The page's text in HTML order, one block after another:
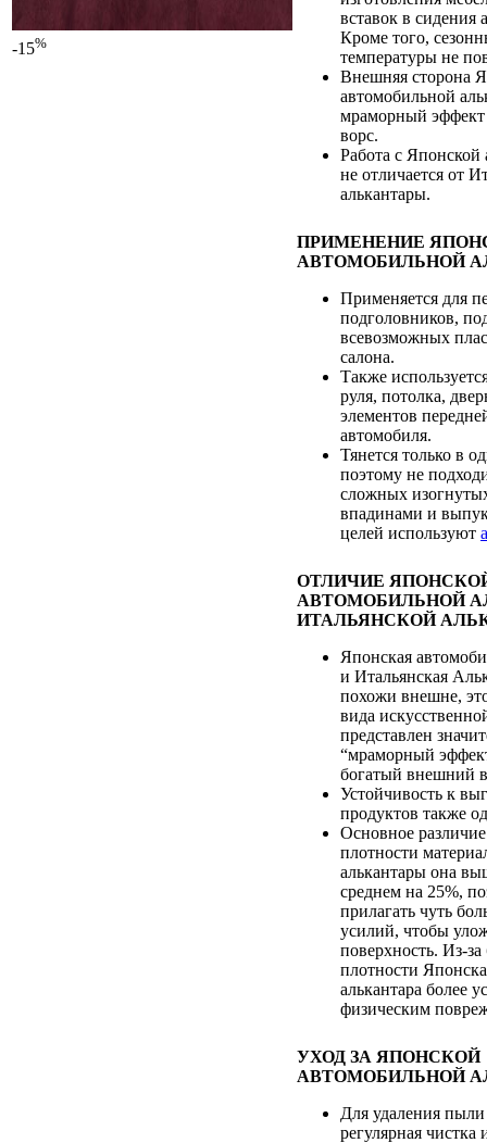
-15%
вставок в сидения
Кроме того,
температуры не
Внешняя сторона
автомобильной
мраморный
ворс.
Работа с Японской
не отличается от
алькантары.
ПРИМЕНЕНИЕ
АВТОМОБИЛЬНОЙ
Применяется для
подголовников,
всевозможных
салона.
Также
руля, потолка,
элементов
автомобиля.
Тянется только в
поэтому не
сложных
впадинами и
целей используют
ОТЛИЧИЕ
АВТОМОБИЛЬНОЙ
ИТАЛЬЯНСКОЙ
Японская
и Итальянская
похожи внешне,
вида
представлен
“мраморный
богатый внешний
Устойчивость к
продуктов также
Основное
плотности
алькантары она
среднем на 25%,
прилагать чуть
усилий, чтобы
поверхность. Из-
плотности
алькантара более
физическим
УХОД ЗА ЯПОНСКОЙ
АВТОМОБИЛЬНОЙ
Для удаления пыли
регулярная чистка